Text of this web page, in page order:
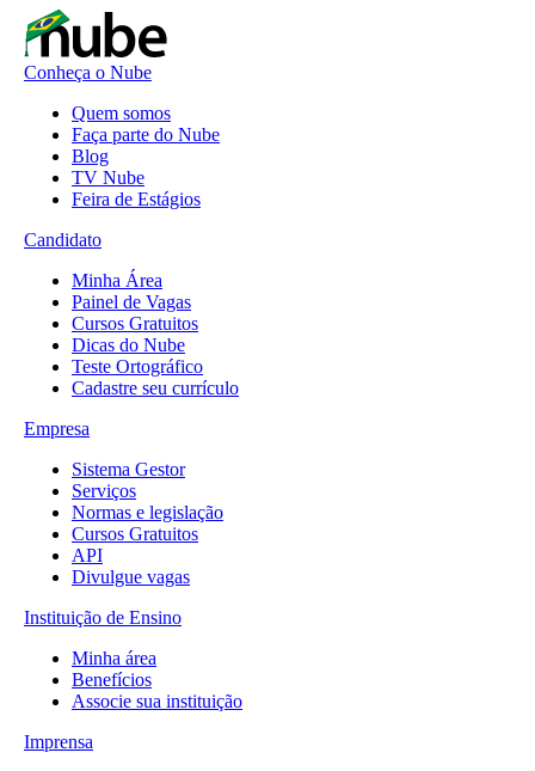
Conheça o Nube
Quem somos
Faça parte do Nube
Blog
TV Nube
Feira de Estágios
Candidato
Minha Área
Painel de Vagas
Cursos Gratuitos
Dicas do Nube
Teste Ortográfico
Cadastre seu currículo
Empresa
Sistema Gestor
Serviços
Normas e legislação
Cursos Gratuitos
API
Divulgue vagas
Instituição de Ensino
Minha área
Benefícios
Associe sua instituição
Imprensa